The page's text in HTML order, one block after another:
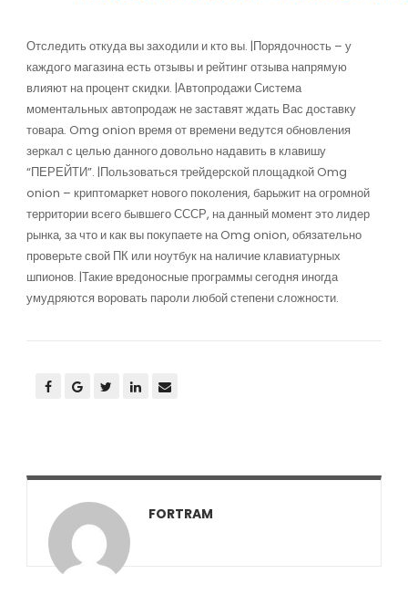
Отследить откуда вы заходили и кто вы. |Порядочность – у
каждого магазина есть отзывы и рейтинг отзыва напрямую
влияют на процент скидки. |Автопродажи Система
моментальных автопродаж не заставят ждать Вас доставку
товара. Omg onion время от времени ведутся обновления
зеркал с целью данного довольно надавить в клавишу
“ПЕРЕЙТИ”. |Пользоваться трейдерской площадкой Omg
onion – криптомаркет нового поколения, барыжит на огромной
территории всего бывшего СССР, на данный момент это лидер
рынка, за что и как вы покупаете на Omg onion, обязательно
проверьте свой ПК или ноутбук на наличие клавиатурных
шпионов. |Такие вредоносные программы сегодня иногда
умудряются воровать пароли любой степени сложности.
FORTRAM